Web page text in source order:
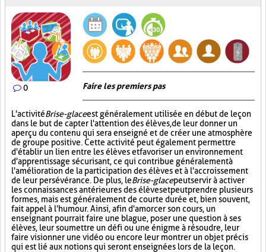
0 Faire les premiers pas
L'activitéBrise-glaceest généralement utilisée en début de leçon
dans le but de capter l'attention des élèves, de leur donner un
aperçu du contenu qui sera enseigné et de créer une atmosphère
de groupe positive. Cette activité peut également permettre
d'établir un lien entre les élèves et favoriser un environnement
d'apprentissage sécurisant, ce qui contribue généralement à
l'amélioration de la participation des élèves et à l'accroissement
de leur persévérance. De plus, leBrise-glacepeut servir à activer
les connaissances antérieures des élèves et peut prendre plusieurs
formes, mais est généralement de courte durée et, bien souvent,
fait appel à l'humour. Ainsi, afin d'amorcer son cours, un
enseignant pourrait faire une blague, poser une question à ses
élèves, leur soumettre un défi ou une énigme à résoudre, leur
faire visionner une vidéo ou encore leur montrer un objet précis
qui est lié aux notions qui seront enseignées lors de la leçon.